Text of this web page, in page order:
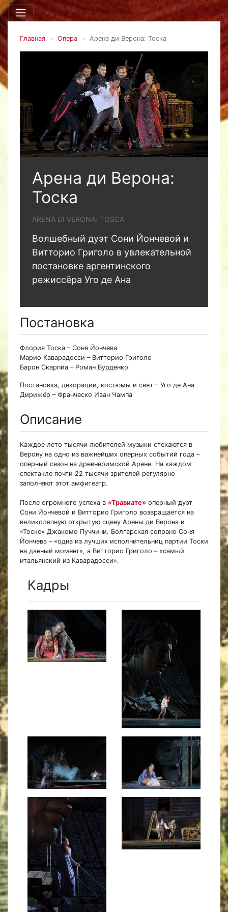
Главная Опера Арена ди Верона: Тоска
Арена ди Верона:
Тоска
ARENA DI VERONA: TOSCA
Волшебный дуэт Сони Йончевой и
Витторио Григоло в увлекательной
постановке аргентинского
режиссёра Уго де Ана
Постановка
Флория Тоска – Соня Йончева
Марио Каварадосси – Витторио Григоло
Барон Скарпиа – Роман Бурденко
Постановка, декорации, костюмы и свет – Уго де Ана
Дирижёр – Франческо Иван Чампа
Описание
Каждое лето тысячи любителей музыки стекаются в
Верону на одно из важнейших оперных событий года –
оперный сезон на древнеримской Арене. На каждом
спектакле почти 22 тысячи зрителей регулярно
заполняют этот амфитеатр.
После огромного успеха в «Травиате» оперный дуэт
Сони Йончевой и Витторио Григоло возвращается на
великолепную открытую сцену Арены ди Верона в
«Тоске» Джакомо Пуччини. Болгарская сопрано Соня
Йончева – «одна из лучших исполнительниц партии Тоски
на данный момент», а Витторио Григоло – «самый
итальянский из Каварадосси».
Кадры